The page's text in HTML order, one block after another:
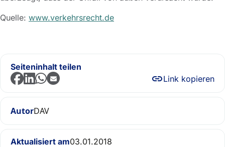
Quelle: www.verkehrsrecht.de
Seiteninhalt teilen
Link kopieren
AutorDAV
Aktualisiert am03.01.2018